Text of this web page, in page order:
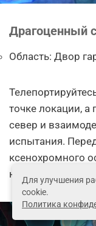
Драгоценный
Область: Двор
точке локации,
север и
испытания.
ксенохромного
неподалеку.
Для улучшения
cookie.
Политика